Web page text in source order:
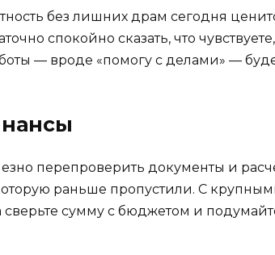
без лишних драм сегодня
спокойно сказать, что
— вроде «помогу с делами» —
перепроверить документы и
раньше пропустили. С
сверьте сумму с бюджетом и